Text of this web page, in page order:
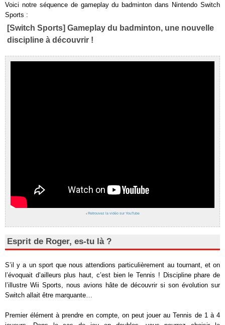
Voici notre séquence de gameplay du badminton dans Nintendo Switch
Sports :
[Switch Sports] Gameplay du badminton, une nouvelle
discipline à découvrir !
› Retrouvez la vidéo sur YouTube
Esprit de Roger, es-tu là ?
S’il y a un sport que nous attendions particulièrement au tournant, et on
l’évoquait d’ailleurs plus haut, c’est bien le Tennis ! Discipline phare de
l’illustre Wii Sports, nous avions hâte de découvrir si son évolution sur
Switch allait être marquante…
Premier élément à prendre en compte, on peut jouer au Tennis de 1 à 4